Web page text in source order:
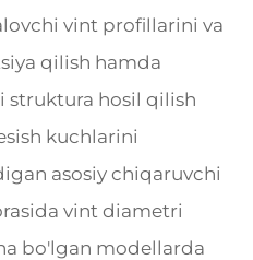
vint profillarini va
qilish hamda
struktura hosil qilish
kuchlarini
asosiy chiqaruvchi
vint diametri
bo'lgan modellarda